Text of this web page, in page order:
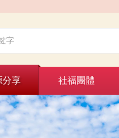
分享 社福團體